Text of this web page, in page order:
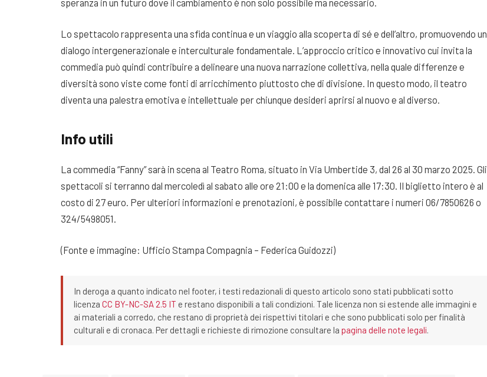
Lo spettacolo rappresenta una sfida continua e un viaggio alla scoperta di sé e dell’altro, promuovendo un
dialogo intergenerazionale e interculturale fondamentale. L’approccio critico e innovativo cui invita la
commedia può quindi contribuire a delineare una nuova narrazione collettiva, nella quale differenze e
diversità sono viste come fonti di arricchimento piuttosto che di divisione. In questo modo, il teatro
diventa una palestra emotiva e intellettuale per chiunque desideri aprirsi al nuovo e al diverso.
Info utili
La commedia “Fanny” sarà in scena al Teatro Roma, situato in Via Umbertide 3, dal 26 al 30 marzo 2025. Gli
spettacoli si terranno dal mercoledì al sabato alle ore 21:00 e la domenica alle 17:30. Il biglietto intero è al
costo di 27 euro. Per ulteriori informazioni e prenotazioni, è possibile contattare i numeri 06/7850626 o
324/5498051.
(Fonte e immagine: Ufficio Stampa Compagnia – Federica Guidozzi)
In deroga a quanto indicato nel footer, i testi redazionali di questo articolo sono stati pubblicati sotto
licenza CC BY-NC-SA 2.5 IT e restano disponibili a tali condizioni. Tale licenza non si estende alle immagini e
ai materiali a corredo, che restano di proprietà dei rispettivi titolari e che sono pubblicati solo per finalità
culturali e di cronaca. Per dettagli e richieste di rimozione consultare la pagina delle note legali.